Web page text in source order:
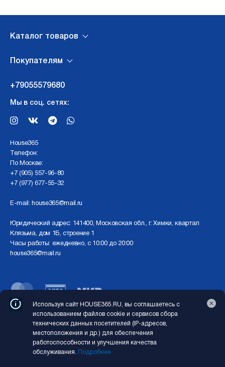
Каталог товаров
Покупателям
+79055579680
Мы в соц. сетях:
Нouse365
Телефон:
По Москве:
+7 (905) 557-96-80
+7 (977) 677-55-32
E-mail: house365@mail.ru
Юридический адрес: 141400, Московская обл., г. Химки, квартал
Клязьма, дом 1Б, строение 1
Часы работы: ежедневно, с 10:00 до 20:00
house365@mail.ru
Copyright © 2026 HOUSE365.RU. Все права защищены
Создание сайта MondayStudio
Перед использованием сайта отключите VPN
Используя сайт HOUSE365.RU, вы соглашаетесь с
использованием файлов cookie и сервисов сбора
технических данных посетителей (IP-адресов,
местоположения и др.) для обеспечения
работоспособности и улучшения качества
обслуживания.
Подробнее